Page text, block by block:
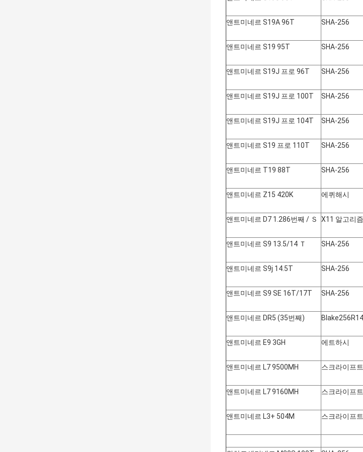
앤트미네르 S19A 96T
SHA-256
앤트미네르 S19 95T
SHA-256
앤트미네르 S19J 프로 96T
SHA-256
앤트미네르 S19J 프로 100T
SHA-256
앤트미네르 S19J 프로 104T
SHA-256
앤트미네르 S19 프로 110T
SHA-256
앤트미네르 T19 88T
SHA-256
앤트미네르 Z15 420K
에퀴해시
앤트미네르 D7 1.286번째 / Ｓ
X11 알고리즘
앤트미네르 S9 13.5/14 Ｔ
SHA-256
앤트미네르 S9j 14.5T
SHA-256
앤트미네르 S9 SE 16T/17T
SHA-256
앤트미네르 DR5 (35번째)
Blake256R14
앤트미네르 E9 3GH
에트하시
앤트미네르 L7 9500MH
스크라이프트
앤트미네르 L7 9160MH
스크라이프트
앤트미네르 L3+ 504M
스크라이프트